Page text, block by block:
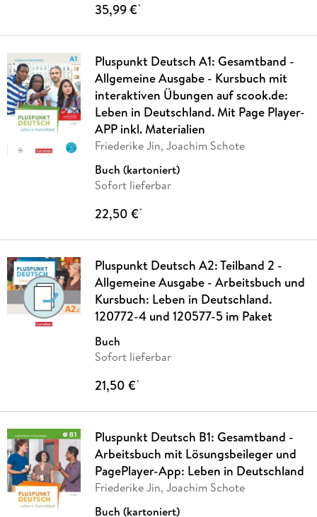
35,99 €*
Pluspunkt Deutsch A1: Gesamtband -
Allgemeine Ausgabe - Kursbuch mit
interaktiven Übungen auf scook.de:
Leben in Deutschland. Mit Page Player-
APP inkl. Materialien
Friederike Jin, Joachim Schote
Buch (kartoniert)
Sofort lieferbar
22,50 €*
Pluspunkt Deutsch A2: Teilband 2 -
Allgemeine Ausgabe - Arbeitsbuch und
Kursbuch: Leben in Deutschland.
120772-4 und 120577-5 im Paket
Buch
Sofort lieferbar
21,50 €*
Pluspunkt Deutsch B1: Gesamtband -
Arbeitsbuch mit Lösungsbeileger und
PagePlayer-App: Leben in Deutschland
Friederike Jin, Joachim Schote
Buch (kartoniert)